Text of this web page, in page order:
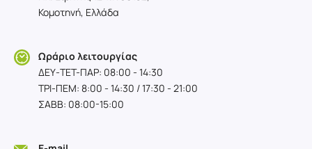
Κομοτηνή, Ελλάδα
Ωράριο λειτουργίας
ΔΕΥ-TET-ΠΑΡ: 08:00 - 14:30
ΤΡΙ-ΠΕΜ: 8:00 - 14:30 / 17:30 - 21:00
ΣΑΒΒ: 08:00-15:00